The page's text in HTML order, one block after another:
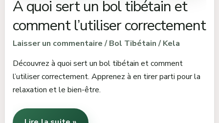
À quoi sert un bol tibétain et
comment l’utiliser correctement
Laisser un commentaire /Bol Tibétain/Kela
Découvrez à quoi sert un bol tibétain et comment
l’utiliser correctement. Apprenez à en tirer parti pour la
relaxation et le bien-être.